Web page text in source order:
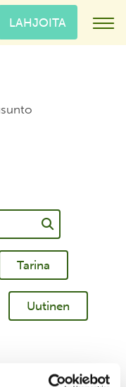
LAHJOITA
Tarina
Uutinen